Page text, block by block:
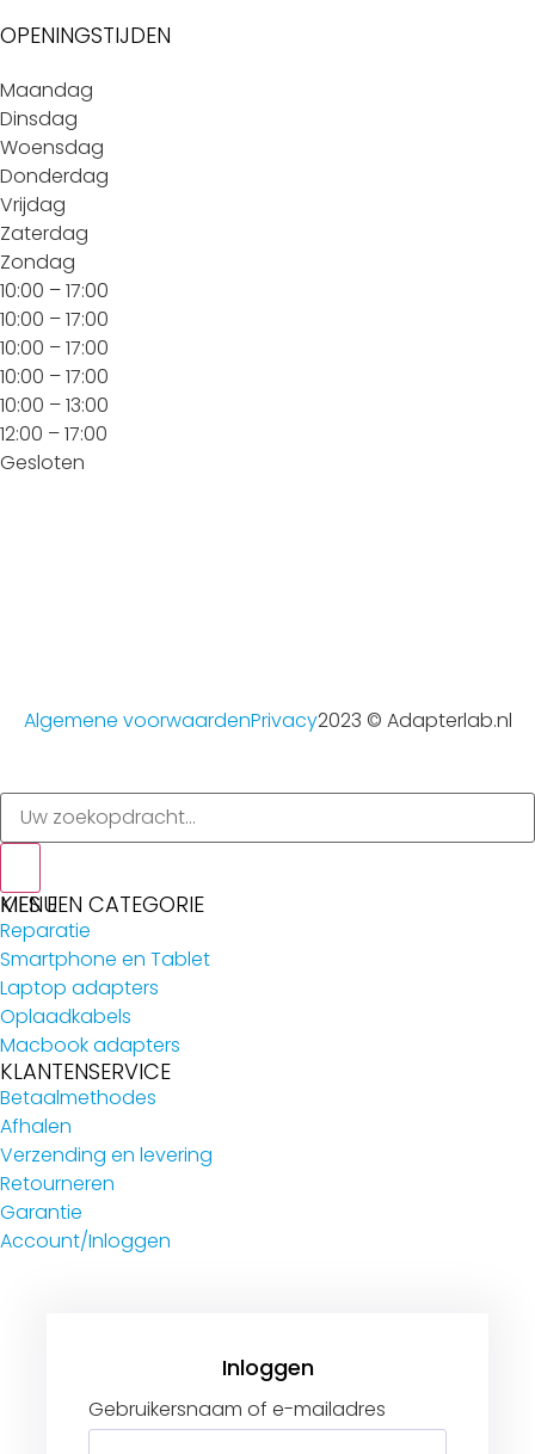
OPENINGSTIJDEN
Maandag
Dinsdag
Woensdag
Donderdag
Vrijdag
Zaterdag
Zondag
10:00 – 17:00
10:00 – 17:00
10:00 – 17:00
10:00 – 17:00
10:00 – 13:00
12:00 – 17:00
Gesloten
Algemene voorwaardenPrivacy2023 © Adapterlab.nl
MENU
KIES EEN CATEGORIE
Reparatie
Smartphone en Tablet
Laptop adapters
Oplaadkabels
Macbook adapters
KLANTENSERVICE
Betaalmethodes
Afhalen
Verzending en levering
Retourneren
Garantie
Account/Inloggen
Gebruikersnaam of e-mailadres